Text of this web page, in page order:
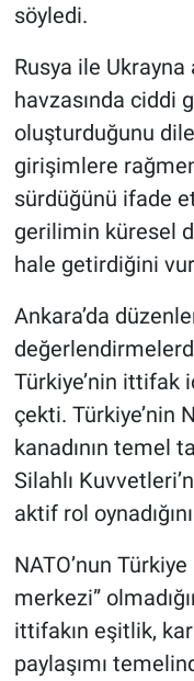
söyledi.
Rusya ile Ukrayna
havzasında ciddi
oluşturduğunu
girişimlere
sürdüğünü ifade
gerilimin küresel
hale getirdiğini
Ankara’da
Türkiye’nin ittifak
çekti. Türkiye’nin
kanadının temel
Silahlı
aktif rol
NATO’nun
merkezi”
ittifakın eşitlik,
paylaşımı